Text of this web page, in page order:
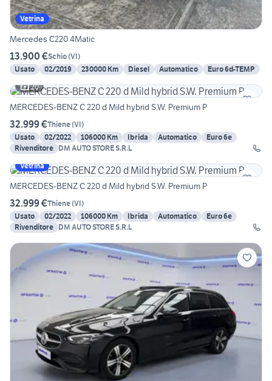
Vetrina
Mercedes C220 4Matic
13.900 €Schio(VI)
Usato
02/2019 230000 Km Diesel Automatico
Euro 6d-TEMP
20
MERCEDES-BENZ C 220 d Mild hybrid S.W. Premium P
32.999 €Thiene(VI)
Usato
02/2022 106000 Km Ibrida Automatico
Euro 6e
Rivenditore DM AUTO STORE S.R.L
Vetrina
MERCEDES-BENZ C 220 d Mild hybrid S.W. Premium P
32.999 €Thiene(VI)
Usato
02/2022 106000 Km Ibrida Automatico
Euro 6e
Rivenditore DM AUTO STORE S.R.L